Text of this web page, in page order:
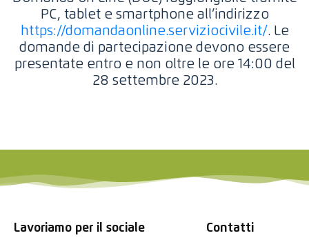
definitiva.
NOVITÀ IMPORTANTE:In alcuni progetti, sono
previste riserve di posti per giovani con minori
opportunità (disabilità, bassa scolarizzazione,
progetti di 8 mesi. Scegli il progetto che più ti
si addice e sottoscrivi la tua domanda.
Coraggio!
https://domandaonline.serviziocivile.it/
informativa “Privacy”, redatta ai sensi
PC, tablet e smartphone all’indirizzo
https://domandaonline.serviziocivile.it/. Le
domande di partecipazione devono essere
presentate entro e non oltre le ore 14:00 del
28 settembre 2023.
Lavoriamo per il sociale Contatti